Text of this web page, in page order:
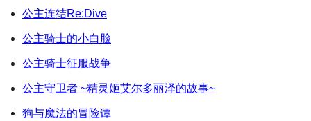
公主连结Re:Dive
公主骑士的小白脸
公主骑士征服战争
公主守卫者 ~精灵姬艾尔多丽泽的故事~
狗与魔法的冒险谭